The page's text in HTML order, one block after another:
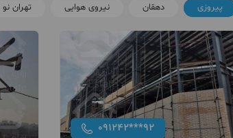
پیروزی
دهقان نیروی هوایی تهران نو
091242***92